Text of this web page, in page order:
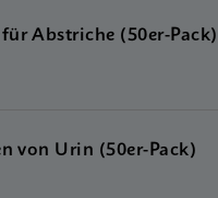
Abstriche (50er-Pack)
von Urin (50er-Pack)